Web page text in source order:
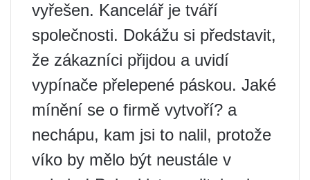
vyřešen. Kancelář je tváří
společnosti. Dokážu si představit,
že zákazníci přijdou a uvidí
vypínače přelepené páskou. Jaké
mínění se o firmě vytvoří? a
nechápu, kam jsi to nalil, protože
víko by mělo být neustále v